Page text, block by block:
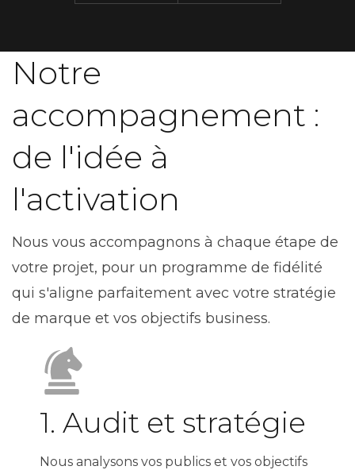
Notre
accompagnement :
de l'idée à
l'activation
Nous vous accompagnons à chaque étape de
votre projet, pour un programme de fidélité
qui s'aligne parfaitement avec votre stratégie
de marque et vos objectifs business.
1. Audit et stratégie
Nous analysons vos publics et vos objectifs